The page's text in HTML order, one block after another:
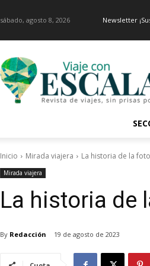
sábado, agosto 8, 2026 Newsletter
Inicio Mirada viajera La historia de la
Mirada viajera
La historia de
By Redacción 19 de agosto de 2023